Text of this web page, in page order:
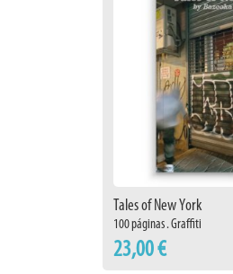
Tales of New York
100 páginas . Graffiti
23,00 €